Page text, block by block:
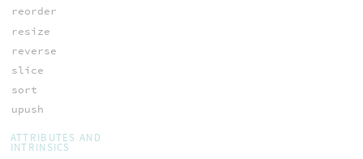
reorder
resize
reverse
slice
sort
upush
ATTRIBUTES AND
INTRINSICS